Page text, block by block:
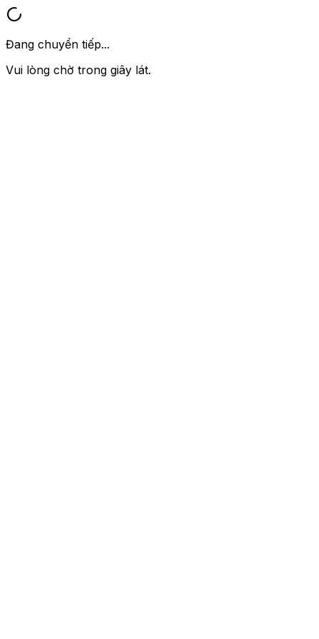
Đang chuyển tiếp...
Vui lòng chờ trong giây lát.